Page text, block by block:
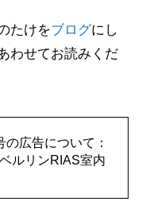
たけをブログにし
わせてお読みくだ
広告について：
ルリンRIAS室内